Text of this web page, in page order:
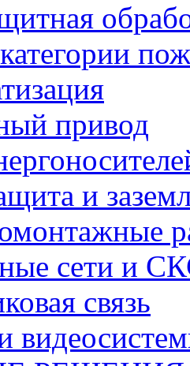
привод
и
сети и
связь